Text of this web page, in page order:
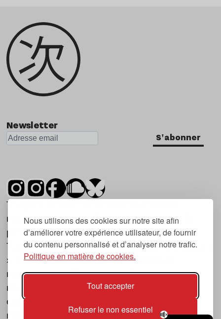
Nous utilisons des cookies sur notre site afin
d’améliorer votre expérience utilisateur, de fournir
du contenu personnalisé et d’analyser notre trafic.
Politique en matière de cookies.
Tout accepter
Refuser le non essentiel
Newsletter
S'abonner
Tsugi est un mensuel indépendant sur la
musique et les nouvelles tendances, dont la
première parution date de 2007.
Tsugi en japonais signifie « prochain », « suivant
», ce qui correspond à la thématique du
magazine, à l’affût des nouvelles tendances
musicales, qu’elles viennent de la musique
électronique, du rock ou du hip hop, et des
nouveaux phénomènes de société liés à la